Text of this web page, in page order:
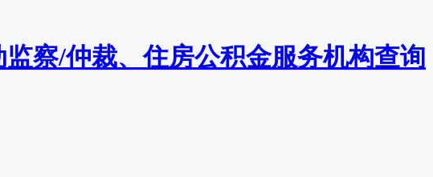
察/仲裁、住房公积金服务机构查询